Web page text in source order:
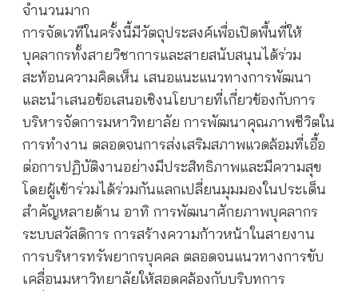
จำนวนมาก
การจัดเวทีในครั้งนี้มีวัตถุประสงค์เพื่อเปิดพื้นที่ให้
บุคลากรทั้งสายวิชาการและสายสนับสนุนได้ร่วม
สะท้อนความคิดเห็น เสนอแนะแนวทางการพัฒนา
และนำเสนอข้อเสนอเชิงนโยบายที่เกี่ยวข้องกับการ
บริหารจัดการมหาวิทยาลัย การพัฒนาคุณภาพชีวิตใน
การทำงาน ตลอดจนการส่งเสริมสภาพแวดล้อมที่เอื้อ
ต่อการปฏิบัติงานอย่างมีประสิทธิภาพและมีความสุข
โดยผู้เข้าร่วมได้ร่วมกันแลกเปลี่ยนมุมมองในประเด็น
สำคัญหลายด้าน อาทิ การพัฒนาศักยภาพบุคลากร
ระบบสวัสดิการ การสร้างความก้าวหน้าในสายงาน
การบริหารทรัพยากรบุคคล ตลอดจนแนวทางการขับ
เคลื่อนมหาวิทยาลัยให้สอดคล้องกับบริบทการ